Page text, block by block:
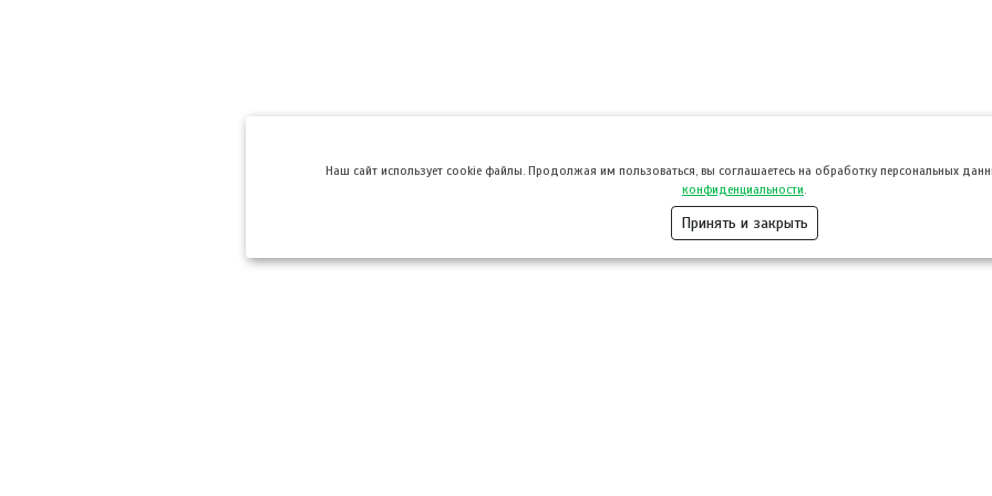
Hаш сайт использует cookie файлы. Продолжая им пользоваться, вы соглашаетесь на обработку персональных
конфиденциальности
Принять и закрыть